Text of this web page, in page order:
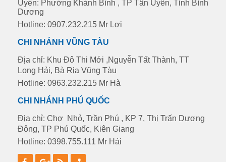
Uyên: Phường Khánh Bình , TP Tân Uyên, Tỉnh Bình
Dương
Hotline: 0907.232.215 Mr Lợi
CHI NHÁNH VŨNG TÀU
Địa chỉ: Khu Đô Thi Mới ,Nguyễn Tất Thành, TT
Long Hải, Bà Rịa Vũng Tàu
Hotline: 0963.232.215 Mr Hà
CHI NHÁNH PHÚ QUỐC
Địa chỉ: Chợ Nhỏ, Trần Phú , KP 7, Thị Trấn Dương
Đông, TP Phú Quốc, Kiên Giang
Hotline: 0398.755.111 Mr Hải